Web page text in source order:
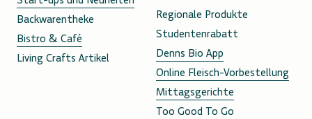
Backwarentheke
Bistro & Café
Living Crafts Artikel
Regionale Produkte
Studentenrabatt
Denns Bio App
Online Fleisch-Vorbestellung
Mittagsgerichte
Too Good To Go